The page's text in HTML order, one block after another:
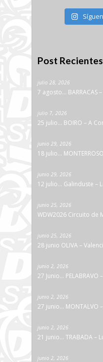
Post Recientes
julio 28, 2026
7 agosto… BARRACAS
julio 7, 2026
25 julio… BOIRO – A
junio 29, 2026
18 julio…
junio 29, 2026
12 julio… Galinduste –
junio 25, 2026
WDW2026 Circuito de
junio 25, 2026
28 junio OLIVA –
junio 2, 2026
27 Junio… PELABRAVO
junio 2, 2026
27 junio… MONTALVO
junio 2, 2026
21 junio… TRABADA –
junio 2, 2026